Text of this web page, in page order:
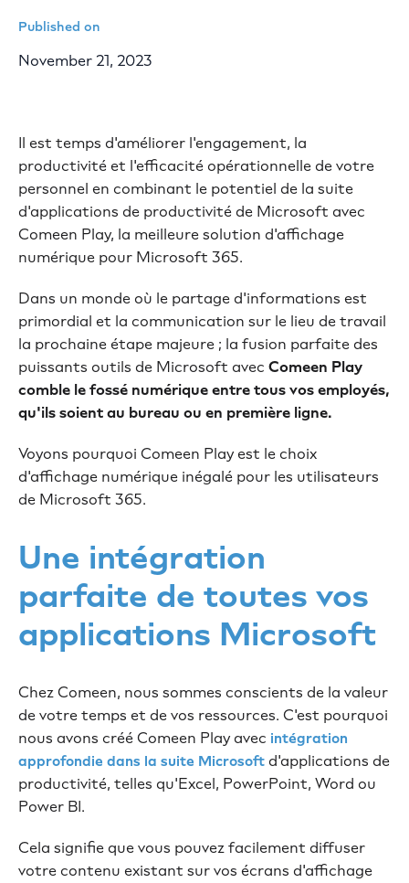
Published on
November 21, 2023
Il est temps d'améliorer l'engagement, la
productivité et l'efficacité opérationnelle de votre
personnel en combinant le potentiel de la suite
d'applications de productivité de Microsoft avec
Comeen Play, la meilleure solution d'affichage
numérique pour Microsoft 365.
Dans un monde où le partage d'informations est
primordial et la communication sur le lieu de travail
la prochaine étape majeure ; la fusion parfaite des
puissants outils de Microsoft avec Comeen Play
comble le fossé numérique entre tous vos employés,
qu'ils soient au bureau ou en première ligne.
Voyons pourquoi Comeen Play est le choix
d'affichage numérique inégalé pour les utilisateurs
de Microsoft 365.
Une intégration
parfaite de toutes vos
applications Microsoft
Chez Comeen, nous sommes conscients de la valeur
de votre temps et de vos ressources. C'est pourquoi
nous avons créé Comeen Play avec intégration
approfondie dans la suite Microsoft d'applications de
productivité, telles qu'Excel, PowerPoint, Word ou
Power BI.
Cela signifie que vous pouvez facilement diffuser
votre contenu existant sur vos écrans d'affichage